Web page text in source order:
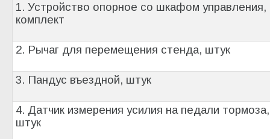
1. Устройство опорное со шкафом управления,
комплект
2. Рычаг для перемещения стенда, штук
3. Пандус въездной, штук
4. Датчик измерения усилия на педали тормоза,
штук